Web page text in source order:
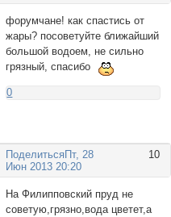
форумчане! как спастись от
жары? посоветуйте ближайший
большой водоем, не сильно
грязный, спасибо
0
Поделиться 10
Пт, 28
Июн 2013 20:20
На Филипповский пруд не
советую,грязно,вода цветет,а